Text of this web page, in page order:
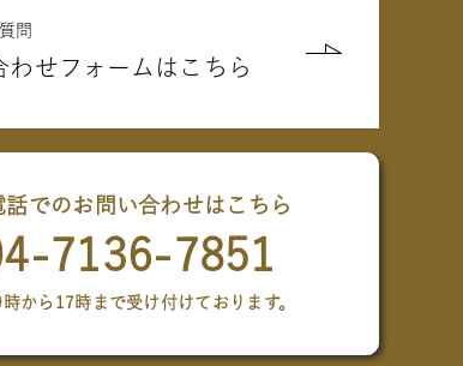
問
わせフォームはこちら
話でのお問い合わせはこちら
7136-7851
から17時まで受け付けております。